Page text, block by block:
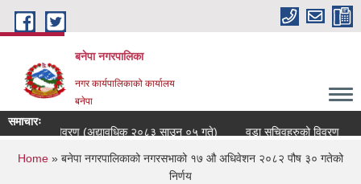
Skip to main content
बनेपा नगरपालिका
नगर कार्यपालिकाको कार्यालय
बनेपा
समाचारः
विवरण (अद्यावधिक २०८३ साउन ०५ गते)
वडा सचिवहरुको विवरण
You are here
Home » बनेपा नगरपालिकाको नगरसभाको १७ औ अधिवेशन २०८२ पौष ३० गतेको
निर्णय